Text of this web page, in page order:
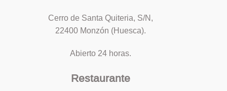
Cerro de Santa Quiteria, S/N,
22400 Monzón (Huesca).
Abierto 24 horas.
Restaurante